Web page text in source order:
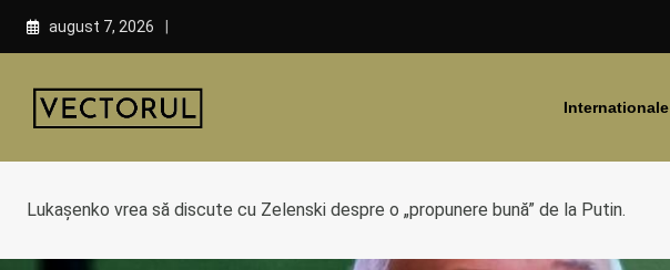
Skip
august 7, 2026
Internationale
Lukașenko vrea să discute cu Zelenski despre o „propunere bună” de la Putin.